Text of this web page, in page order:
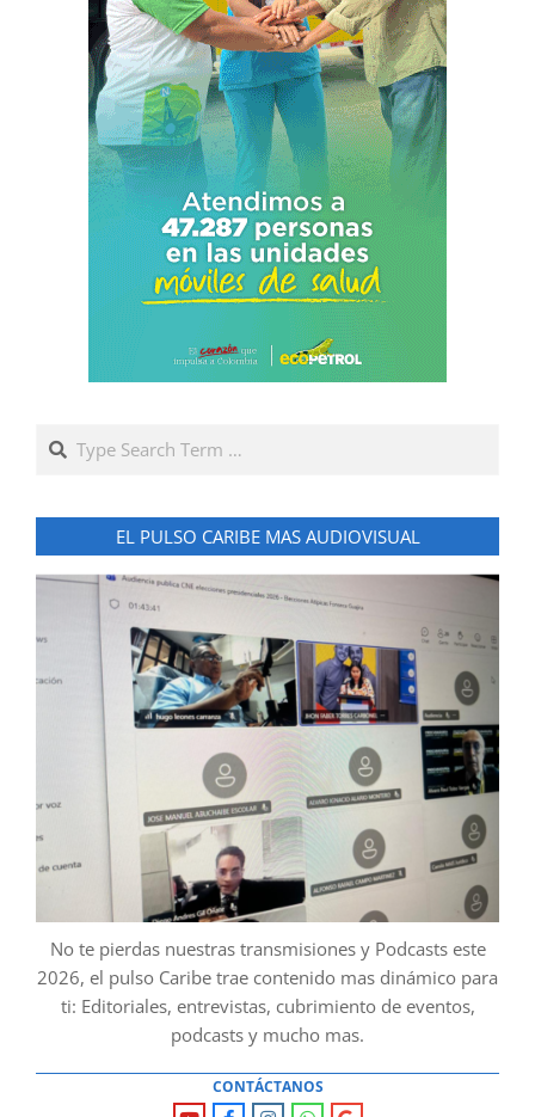
Search
EL PULSO CARIBE MAS AUDIOVISUAL
No te pierdas nuestras transmisiones y Podcasts este
2026, el pulso Caribe trae contenido mas dinámico para
ti: Editoriales, entrevistas, cubrimiento de eventos,
podcasts y mucho mas.
CONTÁCTANOS